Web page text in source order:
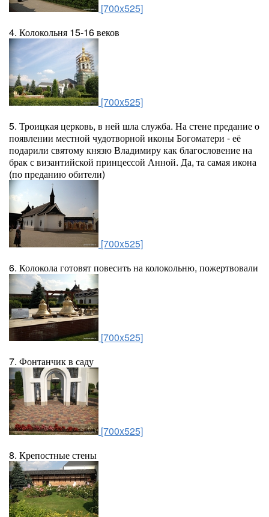
[700x525]
4. Колокольня 15-16 веков
[700x525]
5. Троицкая церковь, в ней шла служба. На стене предание о
появлении местной чудотворной иконы Богоматери - её
подарили святому князю Владимиру как благословение на
брак с византийской принцессой Анной. Да, та самая икона
(по преданию обители)
[700x525]
6. Колокола готовят повесить на колокольню, пожертвовали
[700x525]
7. Фонтанчик в саду
[700x525]
8. Крепостные стены